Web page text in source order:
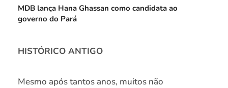
MDB lança Hana Ghassan como candidata ao
governo do Pará
HISTÓRICO ANTIGO
Mesmo após tantos anos, muitos não